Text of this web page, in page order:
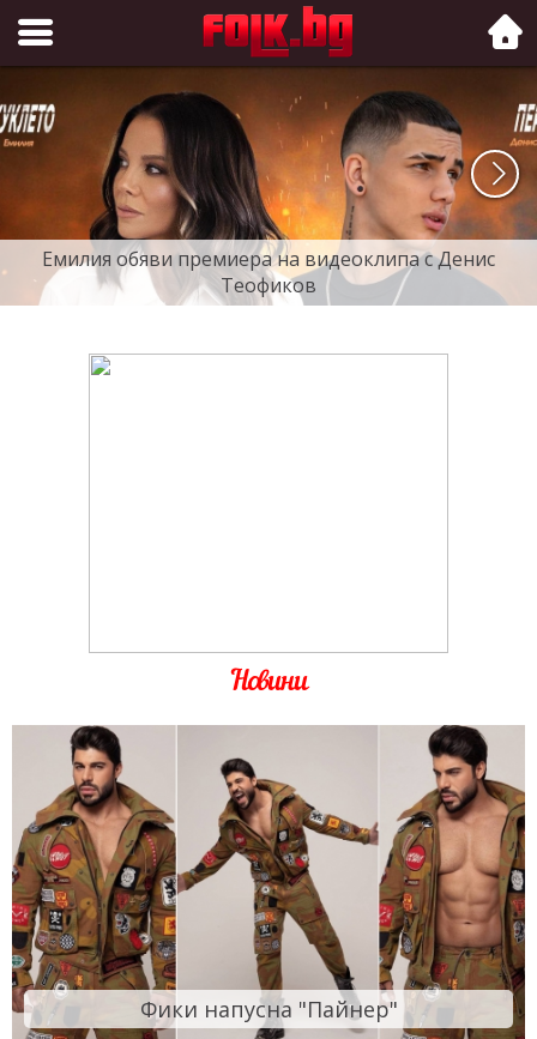
Folk.bg
Емилия обяви премиера на видеоклипа с Денис
Теофиков
Новини
Фики напусна "Пайнер"